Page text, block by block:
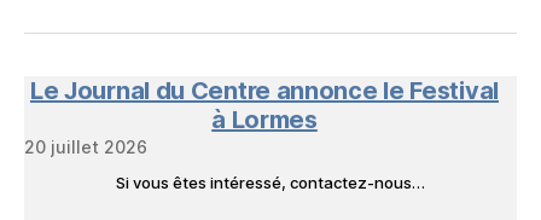
NeL
à
Livres
Le Journal du Centre annonce le Festival
à Lormes
20 juillet 2026
Si vous êtes intéressé, contactez-nous…